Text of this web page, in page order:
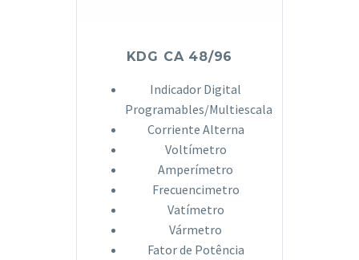
KDG CA 48/96
Indicador Digital
Programables/Multiescala
Corriente Alterna
Voltímetro
Amperímetro
Frecuencimetro
Vatímetro
Vármetro
Fator de Potência